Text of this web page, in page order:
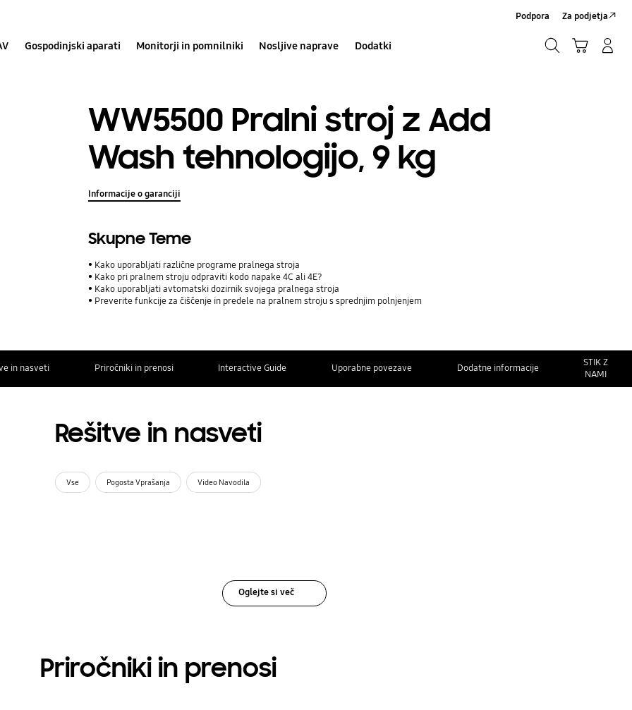
Gospodinjski aparati Monitorji in pomnilniki Nosljive naprave Dodatki
Podpora Za podjetja
WW5500 Pralni stroj z Add
Wash tehnologijo, 9 kg
Informacije o garanciji
Skupne Teme
Kako uporabljati različne programe pralnega stroja
Kako pri pralnem stroju odpraviti kodo napake 4C ali 4E?
Kako uporabljati avtomatski dozirnik svojega pralnega stroja
Preverite funkcije za čiščenje in predele na pralnem stroju s sprednjim polnjenjem
in nasveti Priročniki in prenosi Interactive Guide Uporabne povezave Dodatne informacije
STIK Z
NAMI
Rešitve in nasveti
Vse Pogosta Vprašanja Video Navodila
Oglejte si več
Priročniki in prenosi